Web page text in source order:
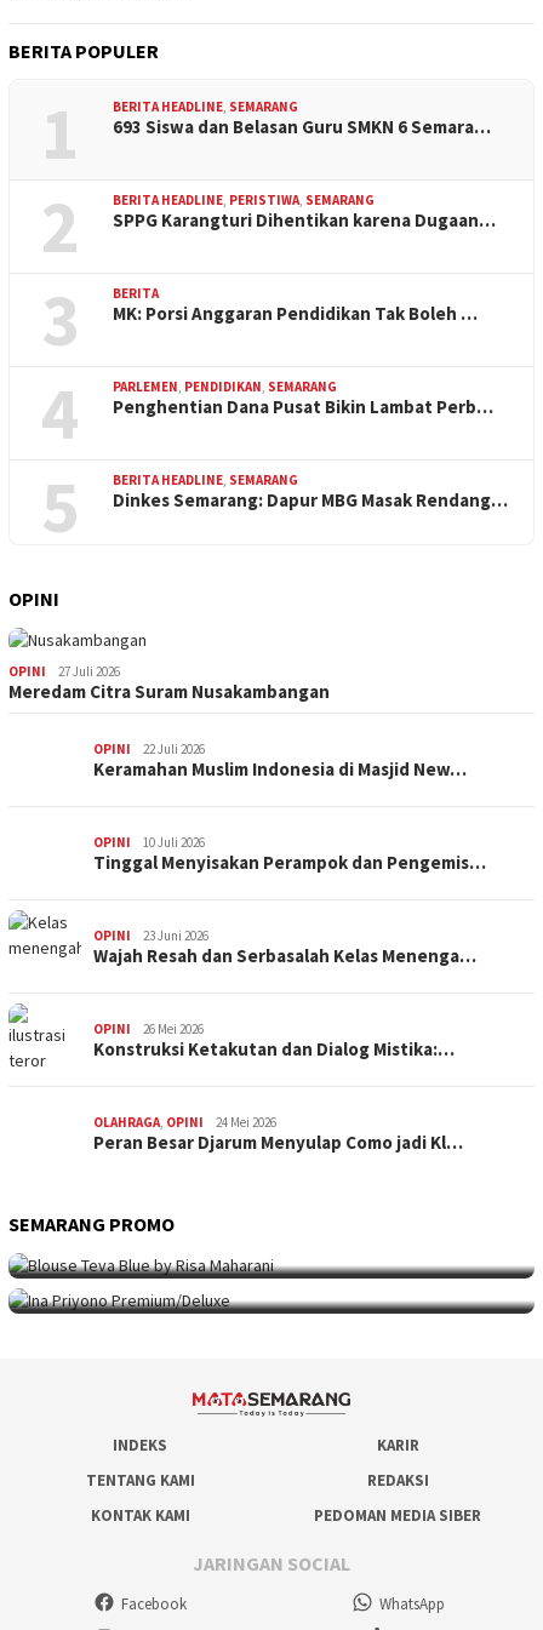
BERITA POPULER
1 BERITA HEADLINE SEMARANG
693 Siswa dan Belasan Guru SMKN 6 Semara…
2 BERITA HEADLINE PERISTIWA SEMARANG
SPPG Karangturi Dihentikan karena Dugaan…
3 BERITA
MK: Porsi Anggaran Pendidikan Tak Boleh …
4 PARLEMEN PENDIDIKAN SEMARANG
Penghentian Dana Pusat Bikin Lambat Perb…
5 BERITA HEADLINE SEMARANG
Dinkes Semarang: Dapur MBG Masak Rendang…
OPINI
OPINI 27 Juli 2026
Meredam Citra Suram Nusakambangan
OPINI 22 Juli 2026
Keramahan Muslim Indonesia di Masjid New…
OPINI 10 Juli 2026
Tinggal Menyisakan Perampok dan Pengemis…
OPINI 23 Juni 2026
Wajah Resah dan Serbasalah Kelas Menenga…
OPINI 26 Mei 2026
Konstruksi Ketakutan dan Dialog Mistika:…
OLAHRAGA OPINI 24 Mei 2026
Peran Besar Djarum Menyulap Como jadi Kl…
SEMARANG PROMO
SEMARANG PROMO 9 Mei 2026
SEMARANG PROMO 5 Mei 2026
Intip Koleksi Ina Priyono, Jenama Fesyen…
INDEKS
KARIR
TENTANG KAMI
REDAKSI
KONTAK KAMI
PEDOMAN MEDIA SIBER
JARINGAN SOCIAL
Facebook
WhatsApp